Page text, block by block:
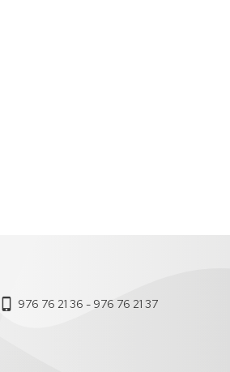
976 76 21 36 - 976 76 21 37